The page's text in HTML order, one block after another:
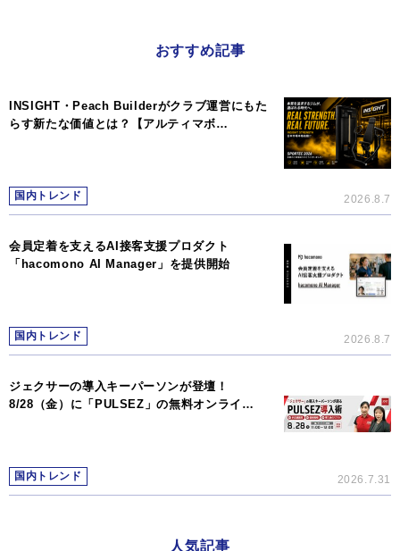
おすすめ記事
INSIGHT・Peach Builderがクラブ運営にもた
らす新たな価値とは？【アルティマボ…
国内トレンド 2026.8.7
会員定着を支えるAI接客支援プロダクト
「hacomono AI Manager」を提供開始
国内トレンド 2026.8.7
ジェクサーの導入キーパーソンが登壇！
8/28（金）に「PULSEZ」の無料オンライ…
国内トレンド 2026.7.31
人気記事